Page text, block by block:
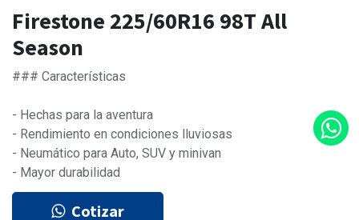
Firestone 225/60R16 98T All
Season
### Características
- Hechas para la aventura
- Rendimiento en condiciones lluviosas
- Neumático para Auto, SUV y minivan
- Mayor durabilidad
Cotizar